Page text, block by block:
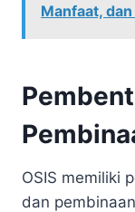
Manfaat,
OSIS memiliki
dan